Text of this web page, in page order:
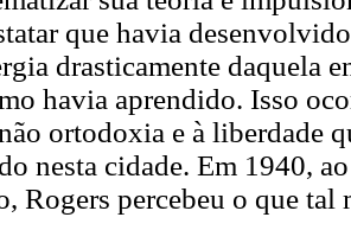
que havia
drasticamente daquela
havia aprendido. Isso
ortodoxia e à liberdade
nesta cidade. Em 1940,
Rogers percebeu o que tal